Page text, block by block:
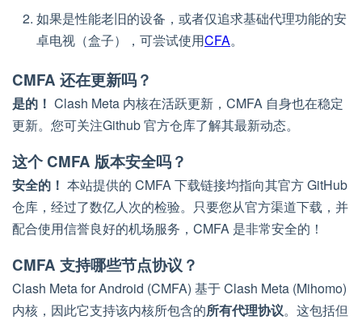
如果是性能老旧的设备，或者仅追求基础代理功能的安
卓电视（盒子），可尝试使用CFA。
CMFA 还在更新吗？
是的！ Clash Meta 内核在活跃更新，CMFA 自身也在稳定
更新。您可关注Github 官方仓库了解其最新动态。
这个 CMFA 版本安全吗？
安全的！ 本站提供的 CMFA 下载链接均指向其官方 GitHub
仓库，经过了数亿人次的检验。只要您从官方渠道下载，并
配合使用信誉良好的机场服务，CMFA 是非常安全的！
CMFA 支持哪些节点协议？
Clash Meta for Android (CMFA) 基于 Clash Meta (Mihomo)
内核，因此它支持该内核所包含的所有代理协议。这包括但